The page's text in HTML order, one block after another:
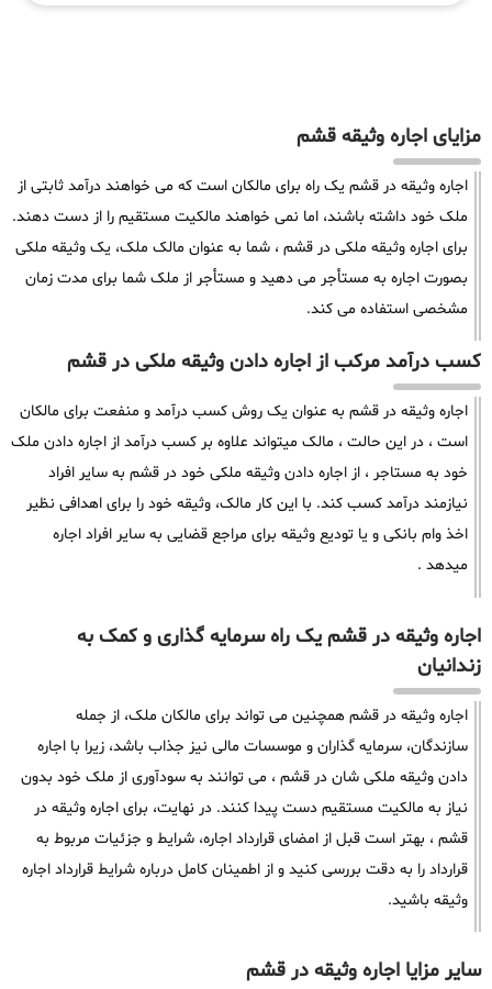
مزایای اجاره وثیقه قشم
اجاره وثیقه در قشم یک راه برای مالکان است که می خواهند درآمد ثابتی از
ملک خود داشته باشند، اما نمی خواهند مالکیت مستقیم را از دست دهند.
برای اجاره وثیقه ملکی در قشم ، شما به عنوان مالک ملک، یک وثیقه ملکی
بصورت اجاره به مستأجر می دهید و مستأجر از ملک شما برای مدت زمان
مشخصی استفاده می کند.
کسب درآمد مرکب از اجاره دادن وثیقه ملکی در قشم
اجاره وثیقه در قشم به عنوان یک روش کسب درآمد و منفعت برای مالکان
است ، در این حالت ، مالک میتواند علاوه بر کسب درآمد از اجاره دادن ملک
خود به مستاجر ، از اجاره دادن وثیقه ملکی خود در قشم به سایر افراد
نیازمند درآمد کسب کند. با این کار مالک، وثیقه خود را برای اهدافی نظیر
اخذ وام بانکی و یا تودیع وثیقه برای مراجع قضایی به سایر افراد اجاره
میدهد .
اجاره وثیقه در قشم یک راه سرمایه گذاری و کمک به
زندانیان
اجاره وثیقه در قشم همچنین می تواند برای مالکان ملک، از جمله
سازندگان، سرمایه گذاران و موسسات مالی نیز جذاب باشد، زیرا با اجاره
دادن وثیقه ملکی شان در قشم ، می توانند به سودآوری از ملک خود بدون
نیاز به مالکیت مستقیم دست پیدا کنند. در نهایت، برای اجاره وثیقه در
قشم ، بهتر است قبل از امضای قرارداد اجاره، شرایط و جزئیات مربوط به
قرارداد را به دقت بررسی کنید و از اطمینان کامل درباره شرایط قرارداد اجاره
وثیقه باشید.
سایر مزایا اجاره وثیقه در قشم